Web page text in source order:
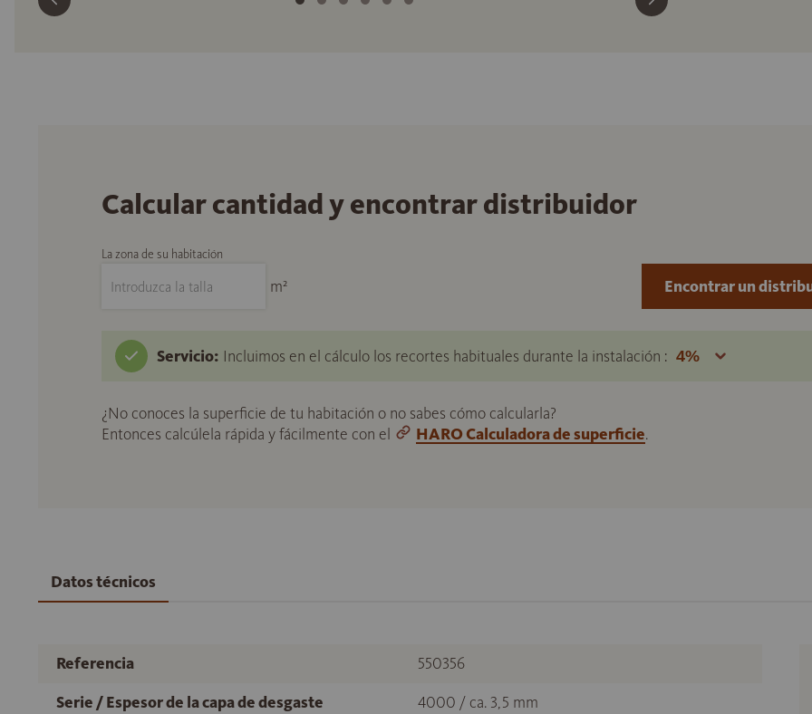
Calcular cantidad y encontrar distribuidor
La zona de su habitación
m²
Servicio: Incluimos en el cálculo los recortes habituales durante la instalación :
¿No conoces la superficie de tu habitación o no sabes cómo calcularla?
Entonces calcúlela rápida y fácilmente con el
HARO Calculadora de superficie.
Encontrar un
Datos técnicos
Referencia
550356
Serie / Espesor de la capa de desgaste
4000 / ca. 3,5 mm